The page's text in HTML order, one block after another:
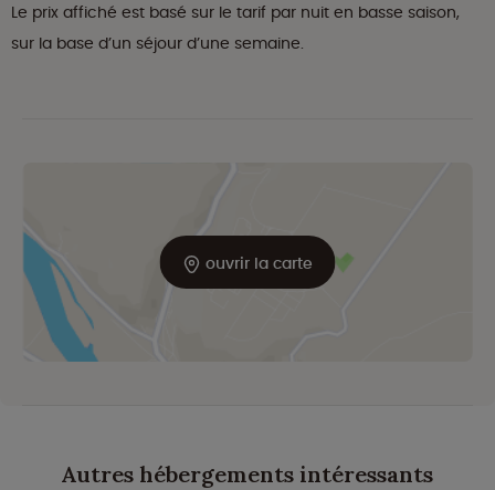
Le prix affiché est basé sur le tarif par nuit en basse saison,
sur la base d’un séjour d’une semaine.
ouvrir la carte
Autres hébergements intéressants